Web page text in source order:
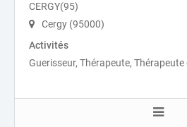
CERGY(95)
Cergy (95000)
Activités
Guerisseur, Thérapeute, Thérapeute